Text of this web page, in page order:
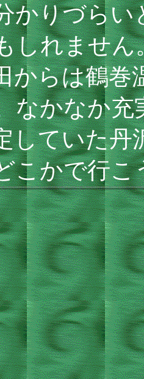
かりづらい
しれません
らは鶴巻
なかなか充
していた丹
こかで行こ